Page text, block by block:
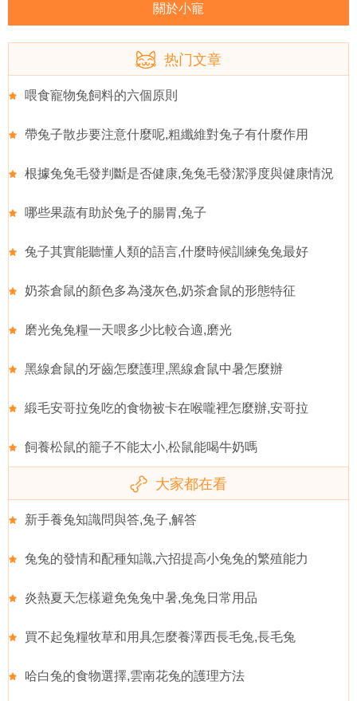
關於小寵
热门文章
喂食寵物兔飼料的六個原則
帶兔子散步要注意什麼呢,粗纖維對兔子有什麼作用
根據兔兔毛發判斷是否健康,兔兔毛發潔淨度與健康情況
哪些果蔬有助於兔子的腸胃,兔子
兔子其實能聽懂人類的語言,什麼時候訓練兔兔最好
奶茶倉鼠的顏色多為淺灰色,奶茶倉鼠的形態特征
磨光兔兔糧一天喂多少比較合適,磨光
黑線倉鼠的牙齒怎麼護理,黑線倉鼠中暑怎麼辦
緞毛安哥拉兔吃的食物被卡在喉嚨裡怎麼辦,安哥拉
飼養松鼠的籠子不能太小,松鼠能喝牛奶嗎
大家都在看
新手養兔知識問與答,兔子,解答
兔兔的發情和配種知識,六招提高小兔兔的繁殖能力
炎熱夏天怎樣避免兔兔中暑,兔兔日常用品
買不起兔糧牧草和用具怎麼養澤西長毛兔,長毛兔
哈白兔的食物選擇,雲南花兔的護理方法